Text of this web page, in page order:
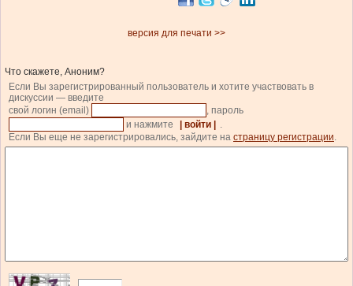
версия для печати >>
Что скажете, Аноним?
Если Вы зарегистрированный пользователь и хотите участвовать в
дискуссии — введите
свой логин (email)
, пароль
и нажмите
| войти |
.
Если Вы еще не зарегистрировались, зайдите на страницу регистрации.